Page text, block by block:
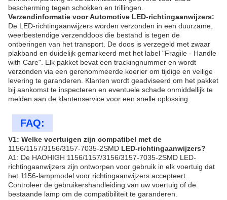
bescherming tegen schokken en trillingen.
Verzendinformatie voor Automotive LED-richtingaanwijzers:
De LED-richtingaanwijzers worden verzonden in een duurzame,
weerbestendige verzenddoos die bestand is tegen de
ontberingen van het transport. De doos is verzegeld met zwaar
plakband en duidelijk gemarkeerd met het label "Fragile - Handle
with Care". Elk pakket bevat een trackingnummer en wordt
verzonden via een gerenommeerde koerier om tijdige en veilige
levering te garanderen. Klanten wordt geadviseerd om het pakket
bij aankomst te inspecteren en eventuele schade onmiddellijk te
melden aan de klantenservice voor een snelle oplossing.
FAQ:
V1: Welke voertuigen zijn compatibel met de
1156/1157/3156/3157-7035-2SMD LED-richtingaanwijzers?
A1: De HAOHIGH 1156/1157/3156/3157-7035-2SMD LED-
richtingaanwijzers zijn ontworpen voor gebruik in elk voertuig dat
het 1156-lampmodel voor richtingaanwijzers accepteert.
Controleer de gebruikershandleiding van uw voertuig of de
bestaande lamp om de compatibiliteit te garanderen.